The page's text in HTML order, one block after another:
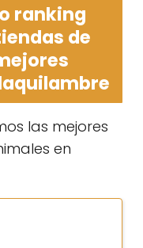
ranking
de
las mejores
en